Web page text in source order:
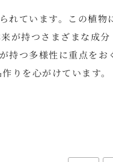
れています。この植物
が持つさまざまな成分
持つ多様性に重点をお
りを心がけています。